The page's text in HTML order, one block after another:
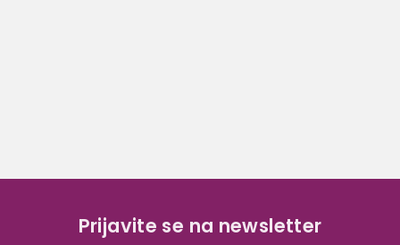
Prijavite se na newsletter